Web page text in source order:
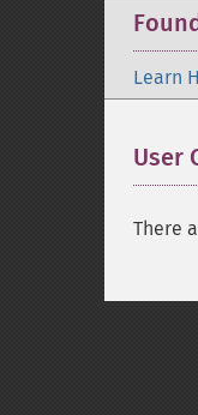
Learn
User
There